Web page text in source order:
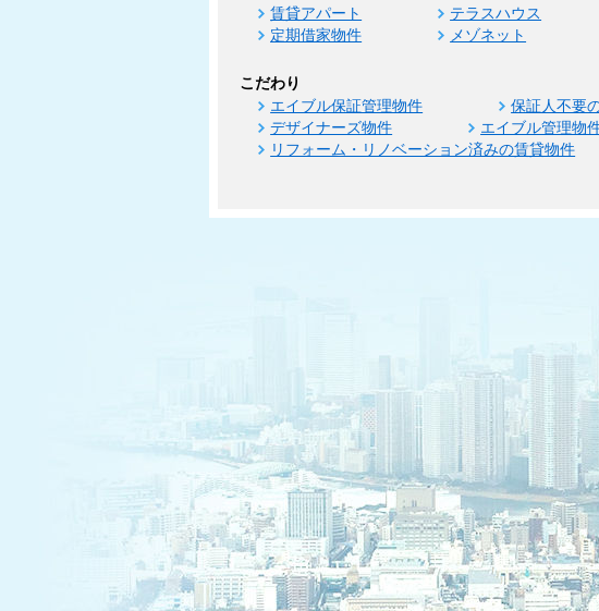
賃貸アパート テラスハウス
定期借家物件
メゾネット
こだわり
エイブル保証管理物件 保証人不要
デザイナーズ物件
エイブル管理物
リフォーム・リノベーション済みの賃貸物件